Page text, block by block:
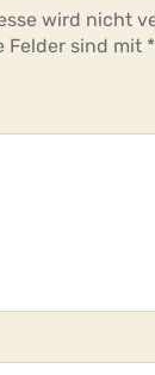
wird nicht
Felder sind mit *